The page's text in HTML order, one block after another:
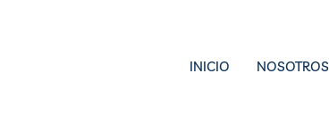
INICIO NOSOTROS